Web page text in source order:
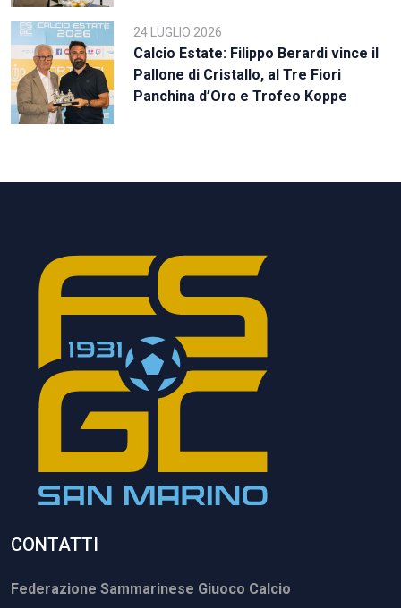
24 LUGLIO 2026
Calcio Estate: Filippo Berardi vince il
Pallone di Cristallo, al Tre Fiori
Panchina d’Oro e Trofeo Koppe
CONTATTI
Federazione Sammarinese Giuoco Calcio